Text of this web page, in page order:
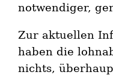
notwendiger,
Zur aktuellen
haben die
nichts,